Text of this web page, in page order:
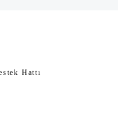
Hattı